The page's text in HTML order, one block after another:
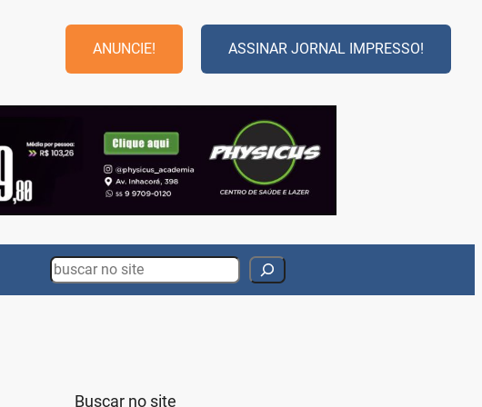
ANUNCIE! ASSINAR JORNAL IMPRESSO!
Search
Buscar no site